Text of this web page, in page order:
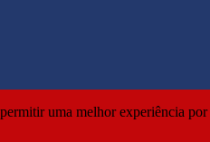
uma melhor experiência